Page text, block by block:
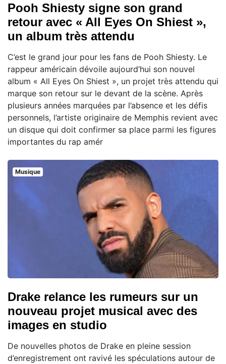
Pooh Shiesty signe son grand
retour avec « All Eyes On Shiest »,
un album très attendu
C’est le grand jour pour les fans de Pooh Shiesty. Le
rappeur américain dévoile aujourd’hui son nouvel
album « All Eyes On Shiest », un projet très attendu qui
marque son retour sur le devant de la scène. Après
plusieurs années marquées par l’absence et les défis
personnels, l’artiste originaire de Memphis revient avec
un disque qui doit confirmer sa place parmi les figures
importantes du rap amér
Musique
Drake relance les rumeurs sur un
nouveau projet musical avec des
images en studio
De nouvelles photos de Drake en pleine session
d’enregistrement ont ravivé les spéculations autour de